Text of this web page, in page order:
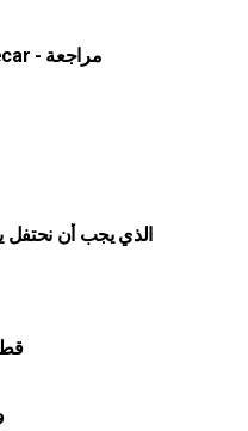
كرسي متحرك Bebecar - مراجعة
الذي يجب أن نحتفل يوم 30 سبتمبر